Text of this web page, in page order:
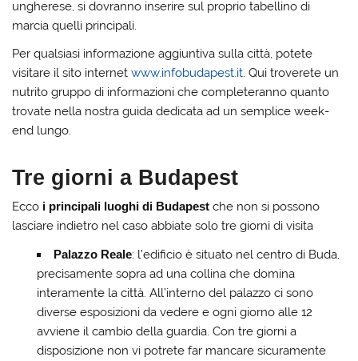
ungherese, si dovranno inserire sul proprio tabellino di
marcia quelli principali.
Per qualsiasi informazione aggiuntiva sulla città, potete
visitare il sito internetwww.infobudapest.it. Qui troverete un
nutrito gruppo di informazioni che completeranno quanto
trovate nella nostra guida dedicata ad un semplice week-
end lungo.
Tre giorni a Budapest
Ecco i principali luoghi di Budapest che non si possono
lasciare indietro nel caso abbiate solo tre giorni di visita
Palazzo Reale: l’edificio è situato nel centro di Buda,
precisamente sopra ad una collina che domina
interamente la città. All’interno del palazzo ci sono
diverse esposizioni da vedere e ogni giorno alle 12
avviene il cambio della guardia. Con tre giorni a
disposizione non vi potrete far mancare sicuramente